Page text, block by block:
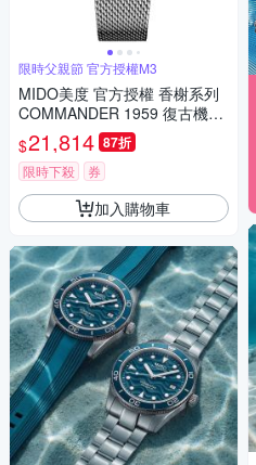
限時父親節 官方授權M3
MIDO美度 官方授權 香榭系列
COMMANDER 1959 復古機械
腕錶 父親節 禮物 推薦 37mm/
M842947711
$21,814 87折
限時下殺 券
加入購物車